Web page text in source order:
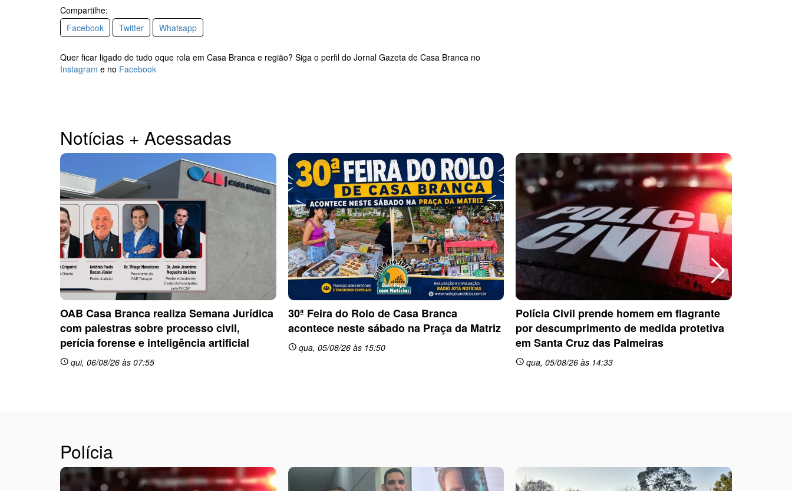
Compartilhe:
Facebook
Twitter Whatsapp
Quer ficar ligado de tudo oque rola em Casa Branca e região? Siga o perfil do Jornal Gazeta de Casa Branca no
Instagram e no Facebook
Notícias + Acessadas
OAB Casa Branca realiza Semana Jurídica
com palestras sobre processo civil,
perícia forense e inteligência artificial
schedule qui, 06/08/26 às 07:55
30ª Feira do Rolo de Casa Branca
acontece neste sábado na Praça da Matriz
schedulequa, 05/08/26 às 15:50
Polícia Civil prende homem em flagrante
por descumprimento de medida protetiva
em Santa Cruz das Palmeiras
schedule qua, 05/08/26 às 14:33
Polícia